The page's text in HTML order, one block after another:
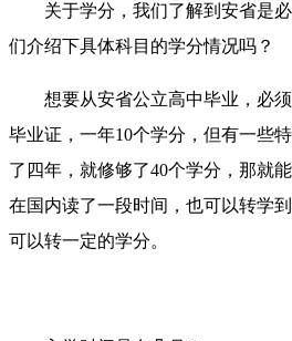
关于学分，我们了解到安省是必
们介绍下具体科目的学分情况吗？
想要从安省公立高中毕业，必须
毕业证，一年10个学分，但有一些
了四年，就修够了40个学分，那就
在国内读了一段时间，也可以转学
可以转一定的学分。